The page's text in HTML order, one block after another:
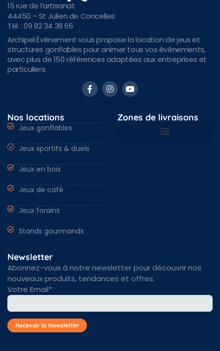
15 rue de l’artisanat
44450 – St Julien de Concelles
Tél. : 09 82 34 38 66
Archipel Événement vous propose la location de jeux et
structures gonflables pour animer tous vos événements,
avec plus de 150 références adaptées aux entreprises et
particuliers.
Nos locations
Jeux gonflables
Jeux sportifs & duels
Jeux en bois
Jeux de café
Jeux forains
Stands gourmands
Zones de livraisons
Newsletter
Abonnez-vous à notre newsletter pour découvrir nos
nouveaux produits, tendances et offres.
Votre Email*